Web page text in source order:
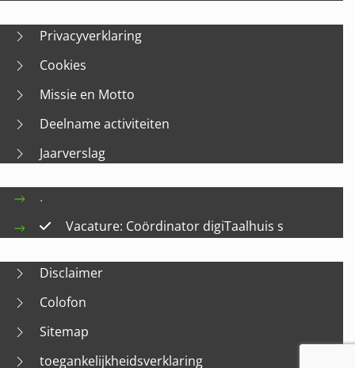
Privacyverklaring
Cookies
Missie en Motto
Deelname activiteiten
Jaarverslag
.
Vacature: Coördinator digiTaalhuis s
Disclaimer
Colofon
Sitemap
toegankelijkheidsverklaring